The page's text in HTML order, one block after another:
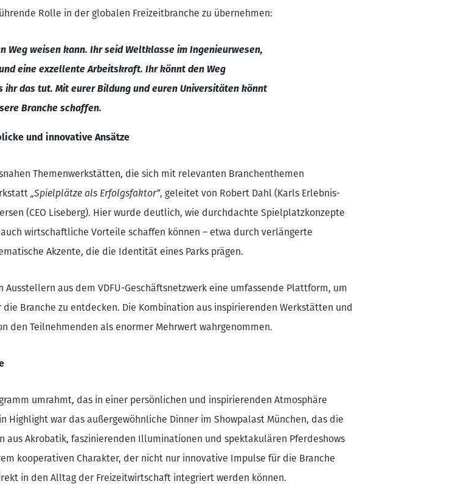
Rolle in der globalen Freizeitbranche zu übernehmen:
Weg weisen kann. Ihr seid Weltklasse im Ingenieurwesen,
eine exzellente Arbeitskraft. Ihr könnt den Weg
ihr das tut. Mit eurer Bildung und euren Universitäten könnt
Branche schaffen.
und innovative Ansätze
Themenwerkstätten, die sich mit relevanten Branchenthemen
„Spielplätze als Erfolgsfaktor“, geleitet von Robert Dahl (Karls Erlebnis-
(CEO Liseberg). Hier wurde deutlich, wie durchdachte Spielplatzkonzepte
wirtschaftliche Vorteile schaffen können – etwa durch verlängerte
Akzente, die die Identität eines Parks prägen.
aus dem VDFU-Geschäftsnetzwerk eine umfassende Plattform, um
Branche zu entdecken. Die Kombination aus inspirierenden Werkstätten und
den Teilnehmenden als enormer Mehrwert wahrgenommen.
umrahmt, das in einer persönlichen und inspirierenden Atmosphäre
Highlight war das außergewöhnliche Dinner im Showpalast München, das die
Akrobatik, faszinierenden Illuminationen und spektakulären Pferdeshows
kooperativen Charakter, der nicht nur innovative Impulse für die Branche
in den Alltag der Freizeitwirtschaft integriert werden können.